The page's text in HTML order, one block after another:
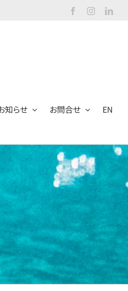
FacebookInstagram
知らせ お問合せ EN